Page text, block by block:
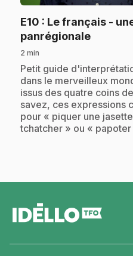
E10 : Le français -
panrégionale.
2 min
.Petit guide
dans le merveilleux
issus des quatre coins
savez, ces expressions
pour « piquer une
tchatcher » ou « papoter
de
page